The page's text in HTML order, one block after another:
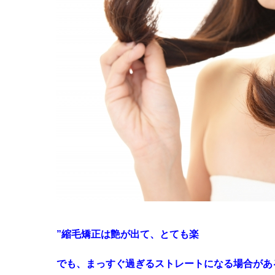
”縮毛矯正は艶が出て、とても楽
でも、まっすぐ過ぎるストレートになる場合があ